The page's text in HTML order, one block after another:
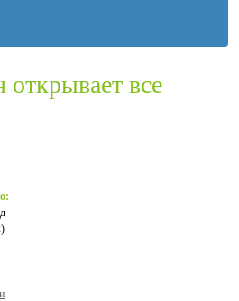
все